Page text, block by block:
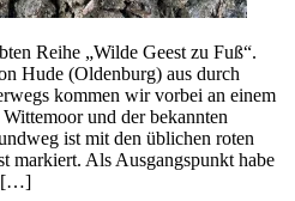
Reihe „Wilde Geest zu Fuß“.
Hude (Oldenburg) aus durch
kommen wir vorbei an einem
und der bekannten
ist mit den üblichen roten
markiert. Als Ausgangspunkt habe
[…]